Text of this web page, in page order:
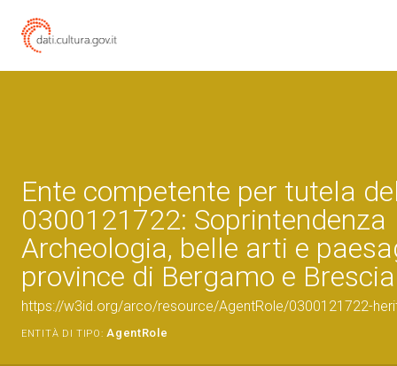
Ente competente per tutela
0300121722: Soprintendenza
Archeologia, belle arti e
province di Bergamo e Brescia
https://w3id.org/arco/resource/AgentRole/0300121722-
ENTITÀ DI TIPO: AgentRole